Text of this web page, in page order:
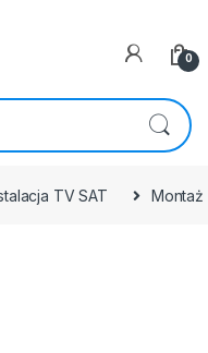
0
TV SAT Montaż